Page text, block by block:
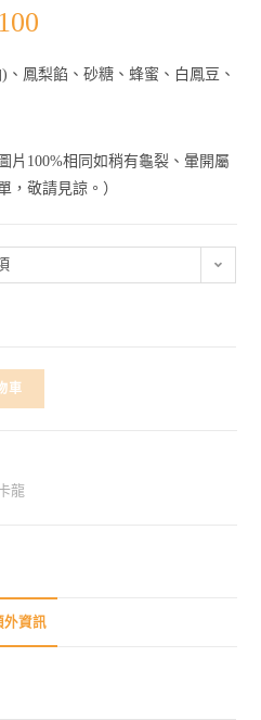
鳳梨餡、砂糖、蜂蜜、白鳳豆、
片100%相同如稍有龜裂、暈開屬
，敬請見諒。）
車
龍
外資訊